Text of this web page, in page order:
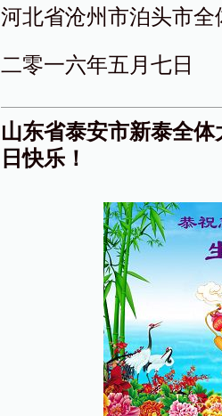
河北省沧州市泊头市
二零一六年五月七日
山东省泰安市新泰全
日快乐！